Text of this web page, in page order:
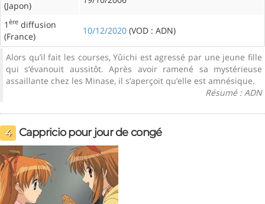
(Japon)
1 ère diffusion
(France)
10/12/2020 (VOD : ADN)
Alors qu’il fait les courses, Yûichi est agressé par une jeune fille
qui s’évanouit aussitôt. Après avoir ramené sa mystérieuse
assaillante chez les Minase, il s’aperçoit qu’elle est amnésique.
Résumé : ADN
4 Cappricio pour jour de congé